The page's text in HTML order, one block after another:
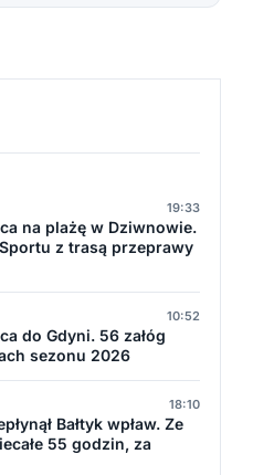
19:33
na plażę w Dziwnowie.
z trasą przeprawy
10:52
do Gdyni. 56 załóg
sezonu 2026
18:10
Bałtyk wpław. Ze
55 godzin, za